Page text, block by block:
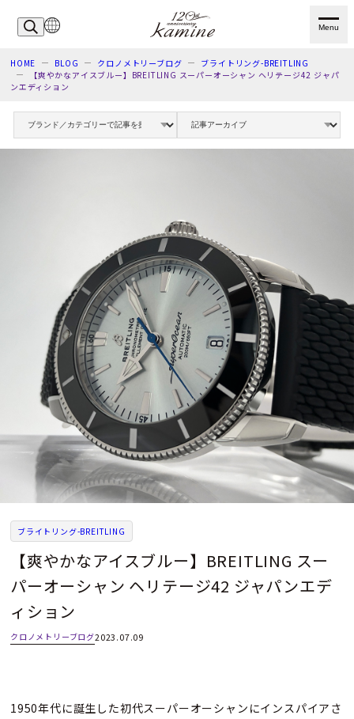
Menu
HOME BLOG クロノメトリーブログ
ブライトリング-BREITLING
【爽やかなアイスブルー】BREITLING スーパーオーシャン ヘリテージ42 ジャパ
ンエディション
ブライトリング-BREITLING
【爽やかなアイスブルー】BREITLING スー
パーオーシャン ヘリテージ42 ジャパンエデ
ィション
クロノメトリーブログ2023.07.09
1950年代に誕生した初代スーパーオーシャンにインスパイアさ